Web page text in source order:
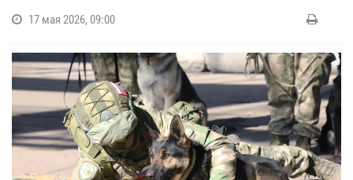
17 мая 2026, 09:00